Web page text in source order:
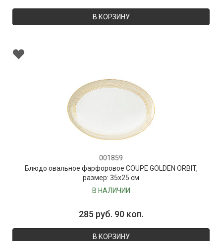
В КОРЗИНУ
001859
Блюдо овальное фарфоровое COUPE GOLDEN ORBIT,
размер: 35х25 см
В НАЛИЧИИ
285 руб. 90 коп.
В КОРЗИНУ